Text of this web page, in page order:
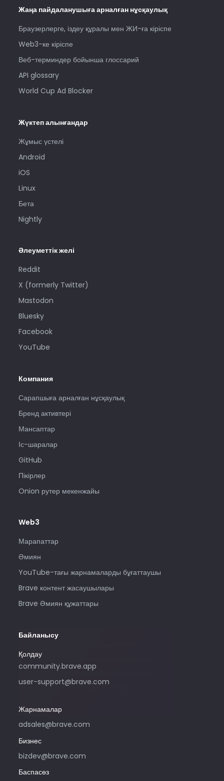
Жаңа пайдаланушыға арналған нұсқаулық
Браузерлерге, іздеу құралы мен ЖИ-ға кіріспе
Web3-ке кіріспе
Веб-терминдер бойынша глоссарий
API glossary
World Cup Ad Blocker
Жүктеп алынғандар
Жұмыс үстелі
Android
iOS
Linux
Бета
Nightly
Әлеуметтік желі
Reddit
X (formerly Twitter)
Mastodon
Bluesky
Facebook
YouTube
Компания
Сарапшыға арналған нұсқаулық
Бренд активтері
Мансаптар
Іс-шаралар
GitHub
Пікірлер
Onion рутер мекенжайы
Web3
Марапаттар
Әмиян
YouTube-тағы жарнамаларды бұғаттаушы
Brave контент жасаушылары
Brave Әмиян құжаттары
Байланысу
Қолдау
community.brave.app
user-support@brave.com
Жарнамалар
adsales@brave.com
жарнамасына байланысты сұрақтарға
байланысты қолданыңыз. Көмек қажет
болса, community.brave.app сайтына
Бизнес
bizdev@brave.com
Баспасөз